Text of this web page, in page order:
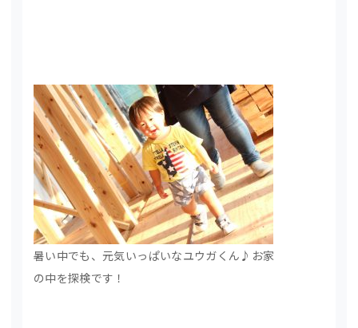
暑い中でも、元気いっぱいなユウガくん♪お家
の中を探検です！